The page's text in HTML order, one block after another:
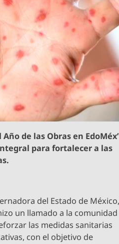
Año de las Obras en
para fortalecer a las
del Estado de
un llamado a la comunidad
las medidas sanitarias
con el objetivo de